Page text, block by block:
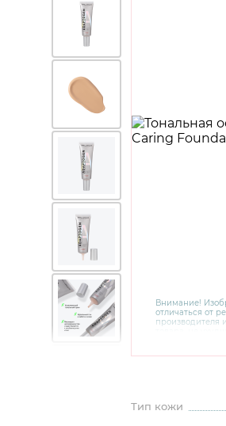
Внимание!
отличаться от
производителя
консультантов
Тип кожи